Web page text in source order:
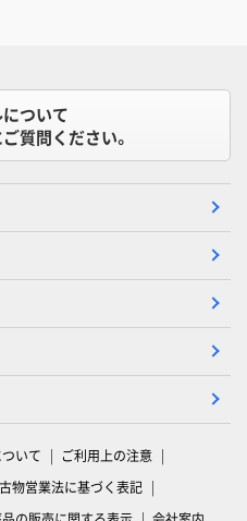
ついて
質問ください。
いて
ご利用上の注意
古物営業法に基づく表記